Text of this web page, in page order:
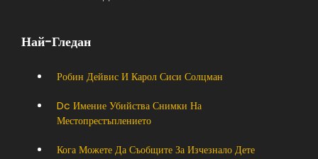
Най-Гледан
Робин Дейвис И Карол Сиси Солцман
Dc Имение Убийства Снимки На
Местопрестъплението
Кога Можете Да Съобщите За Изчезнало Дете